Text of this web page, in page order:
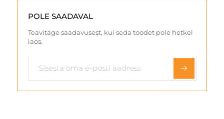
POLE SAADAVAL
Teavitage saadavusest, kui seda toodet pole hetkel
laos.